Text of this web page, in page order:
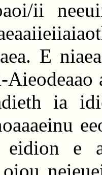
ii
E
ia
eidion e